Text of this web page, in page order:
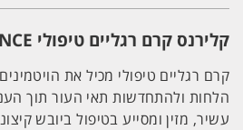
לעור
וסדוק
150ML
קלירנס קרם רגליים טיפולי CLEARANCE
קרם רגליים טיפולי מכיל את
הלחות ולהתחדשות תאי העור תוך
עשיר, מזין ומסייע בטיפול ביובש